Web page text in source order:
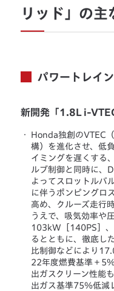
リッド」の主
パワートレイン
新開発「1.8L i-
・
Honda独創のVTEC
構）を進化させ、低
イミングを遅くする
ルブ制御と同時に、
よってスロットルバ
に伴うポンピングロ
高め、クルーズ走行
うえで、吸気効率や
103kW［140PS］
るとともに、徹底し
比制御などにより
22年度燃費基準＋5％
出ガスクリーン性能
出ガス基準75％低減